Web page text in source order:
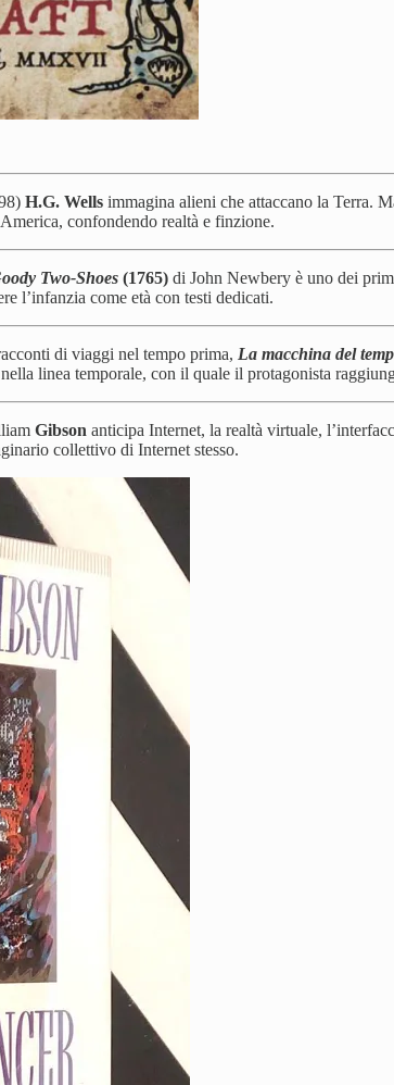
H.G. Wells immagina alieni che attaccano la Terra.
confondendo realtà e finzione.
Two-Shoes (1765) di John Newbery è uno dei
l’infanzia come età con testi dedicati.
di viaggi nel tempo prima, La macchina del
linea temporale, con il quale il protagonista
Gibson anticipa Internet, la realtà virtuale,
collettivo di Internet stesso.